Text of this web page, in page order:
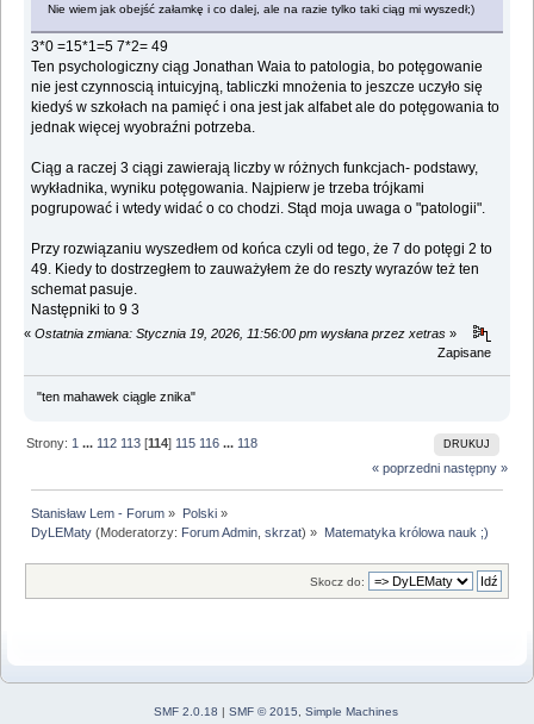
Nie wiem jak obejść załamkę i co dalej, ale na razie tylko taki ciąg mi wyszedł;)
3*0 =15*1=5 7*2= 49
Ten psychologiczny ciąg Jonathan Waia to patologia, bo potęgowanie
nie jest czynnoscią intuicyjną, tabliczki mnożenia to jeszcze uczyło się
kiedyś w szkołach na pamięć i ona jest jak alfabet ale do potęgowania to
jednak więcej wyobraźni potrzeba.
Ciąg a raczej 3 ciągi zawierają liczby w różnych funkcjach- podstawy,
wykładnika, wyniku potęgowania. Najpierw je trzeba trójkami
pogrupować i wtedy widać o co chodzi. Stąd moja uwaga o "patologii".
Przy rozwiązaniu wyszedłem od końca czyli od tego, że 7 do potęgi 2 to
49. Kiedy to dostrzegłem to zauważyłem że do reszty wyrazów też ten
schemat pasuje.
Następniki to 9 3
« Ostatnia zmiana: Stycznia 19, 2026, 11:56:00 pm wysłana przez xetras »
Zapisane
"ten mahawek ciągle znika"
DRUKUJ
Strony: 1 ... 112 113 [114] 115 116 ... 118
« poprzedni następny »
Stanisław Lem - Forum » Polski»
DyLEMaty (Moderatorzy: Forum Admin ,skrzat) » Matematyka królowa nauk ;)
Skocz do:
SMF 2.0.18 | SMF © 2015 Simple Machines